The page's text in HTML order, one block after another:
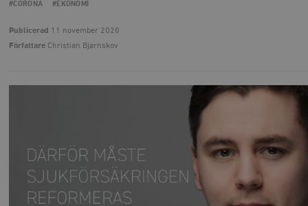
#CORONA #EKONOMI
Publicerad 11 november 2020
Författare Christian Bjørnskov
ordentligt utan strikt nödvändiga cookies.
Namn
.timbro.se